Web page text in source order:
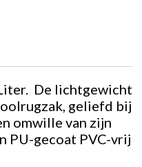
De lichtgewicht
geliefd bij
omwille van zijn
PU-gecoat PVC-vrij